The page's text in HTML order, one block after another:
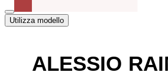
Utilizza modello